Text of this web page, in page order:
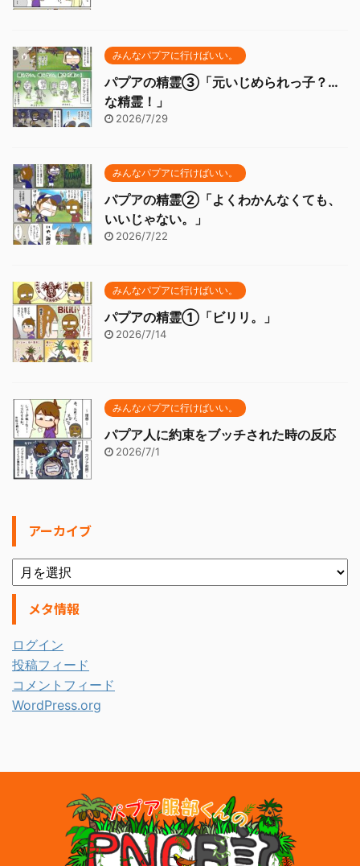
みんなパプアに行けばいい。
パプアの精霊③「元いじめられっ子？…
な精霊！」
2026/7/29
みんなパプアに行けばいい。
パプアの精霊②「よくわかんなくても、
いいじゃない。」
2026/7/22
みんなパプアに行けばいい。
パプアの精霊①「ビリリ。」
2026/7/14
みんなパプアに行けばいい。
パプア人に約束をブッチされた時の反応
2026/7/1
アーカイブ
メタ情報
ログイン
投稿フィード
コメントフィード
WordPress.org